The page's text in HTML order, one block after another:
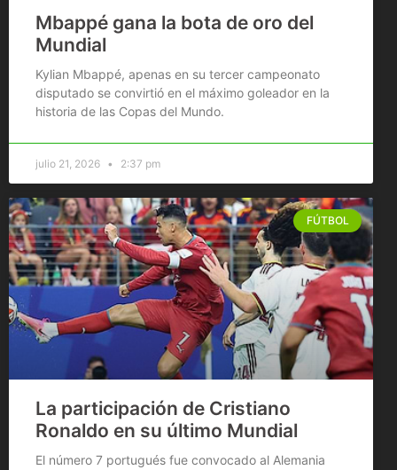
Mbappé gana la bota de oro del
Mundial
Kylian Mbappé, apenas en su tercer campeonato
disputado se convirtió en el máximo goleador en la
historia de las Copas del Mundo.
julio 21, 2026 2:37 pm
FÚTBOL
La participación de Cristiano
Ronaldo en su último Mundial
El número 7 portugués fue convocado al Alemania